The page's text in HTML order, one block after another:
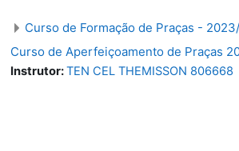
Curso de Formação de Praças -
Curso de Aperfeiçoamento de Praças
Instrutor:TEN CEL THEMISSON 806668